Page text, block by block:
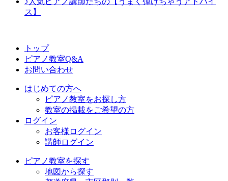
ス】
トップ
ピアノ教室Q&A
お問い合わせ
はじめての方へ
ピアノ教室をお探し方
教室の掲載をご希望の方
ログイン
お客様ログイン
講師ログイン
ピアノ教室を探す
地図から探す